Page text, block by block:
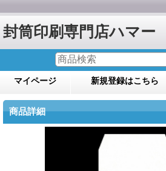
封筒印刷専門店ハマー
マイページ 新規登録はこちら
商品詳細